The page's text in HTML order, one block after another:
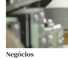
Negócios